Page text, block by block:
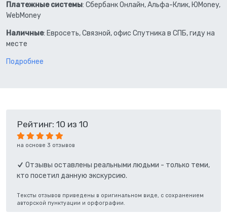
Платежные системы: Сбербанк Онлайн, Альфа-Клик, ЮMoney,
WebMoney
Наличные: Евросеть, Связной, офис Спутника в СПБ, гиду на
месте
Подробнее
Рейтинг: 10 из 10
на основе 3 отзывов
Отзывы оставлены реальными людьми - только теми,
кто посетил данную экскурсию.
Тексты отзывов приведены в оригинальном виде, с сохранением
авторской пунктуации и орфографии.